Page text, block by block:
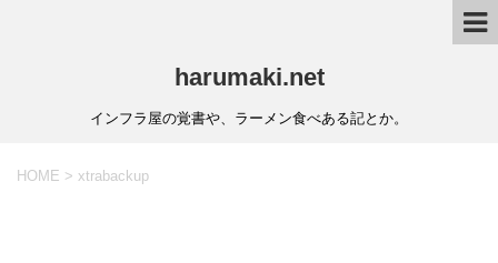
harumaki.net
インフラ屋の覚書や、ラーメン食べある記とか。
HOME > xtrabackup